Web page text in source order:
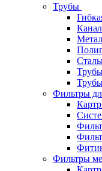
Трубы
Фильтры
Фильтры